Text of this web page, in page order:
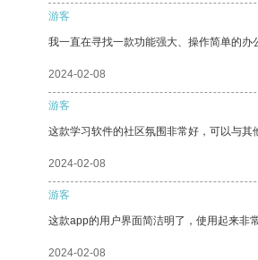
游客
我一直在寻找一款功能强大、操作简单的办
2024-02-08
游客
这款学习软件的社区氛围非常好，可以与其
2024-02-08
游客
这款app的用户界面简洁明了，使用起来非
2024-02-08